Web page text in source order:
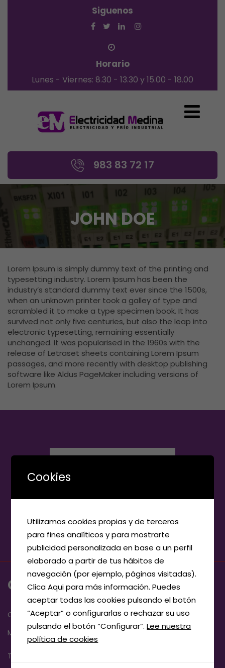
Siguenos
Horario
Lunes - Viernes: 8.30 - 13.30 y 15.00 - 18.00
983 83 72 17
JOHN DOE
Lorem Ipsum is simply dummy text of the printing and
typesetting industry. Lorem Ipsum has been the
industry’s standard dummy text ever since the 1500s,
when an unknown printer took a galley of type and
scrambled it to make a type specimen book. It has
survived not only five centuries, but also the leap into
electronic typesetting, remaining essentially
unchanged. It was popularised in the 1960s with the
release of Letraset sheets containing Lorem Ipsum
passages, and more recently with desktop publishing
software like Aldus PageMaker including versions of
Lorem Ipsum.
CONTACTO
Calle la Coruña, 20, 47400
Medina del Campo, Valladolid
Teléfono:
Cookies
Utilizamos cookies propias y de terceros
para fines analíticos y para mostrarte
publicidad personalizada en base a un perfil
elaborado a partir de tus hábitos de
navegación (por ejemplo, páginas visitadas).
Clica Aqui para más información. Puedes
aceptar todas las cookies pulsando el botón
“Aceptar” o configurarlas o rechazar su uso
pulsando el botón “Configurar”.Lee nuestra
política de cookies